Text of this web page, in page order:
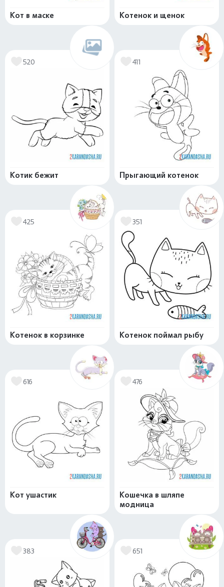
Кот в маске Котенок и щенок
520
Котик бежит
411
Прыгающий котенок
425
Котенок в корзинке
351
Котенок поймал рыбу
616
Кот ушастик
476
Кошечка в шляпе
модница
383 651